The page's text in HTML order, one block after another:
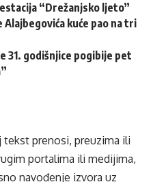
“Drežanjsko ljeto”
Alajbegovića kuće pao na tri
31. godišnjice pogibije pet
tekst prenosi, preuzima ili
portalima ili medijima,
navođenje izvora uz